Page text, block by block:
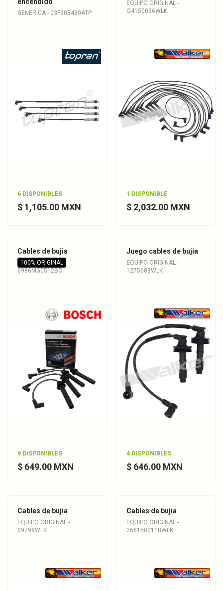
GENERICA - 03F905430ATP
6 DISPONIBLES
$ 1,105.00 MXN
EQUIPO ORIGINAL -
Q4150036WLK
1 DISPONIBLE
$ 2,032.00 MXN
Cables de bujia
100% ORIGINAL
-
0986MG0512BO
9 DISPONIBLES
$ 649.00 MXN
Juego cables de bujia
EQUIPO ORIGINAL -
1275603WLK
4 DISPONIBLES
$ 646.00 MXN
Cables de bujia
EQUIPO ORIGINAL -
09799WLK
Cables de bujía
EQUIPO ORIGINAL -
2661500118WLK